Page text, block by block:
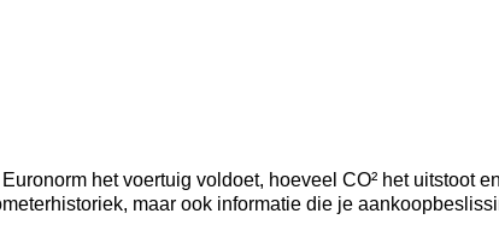
het voertuig voldoet, hoeveel CO² het uitstoot
maar ook informatie die je